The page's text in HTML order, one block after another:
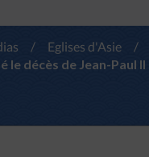
/ Eglises d'Asie /
le décès de Jean-Paul II